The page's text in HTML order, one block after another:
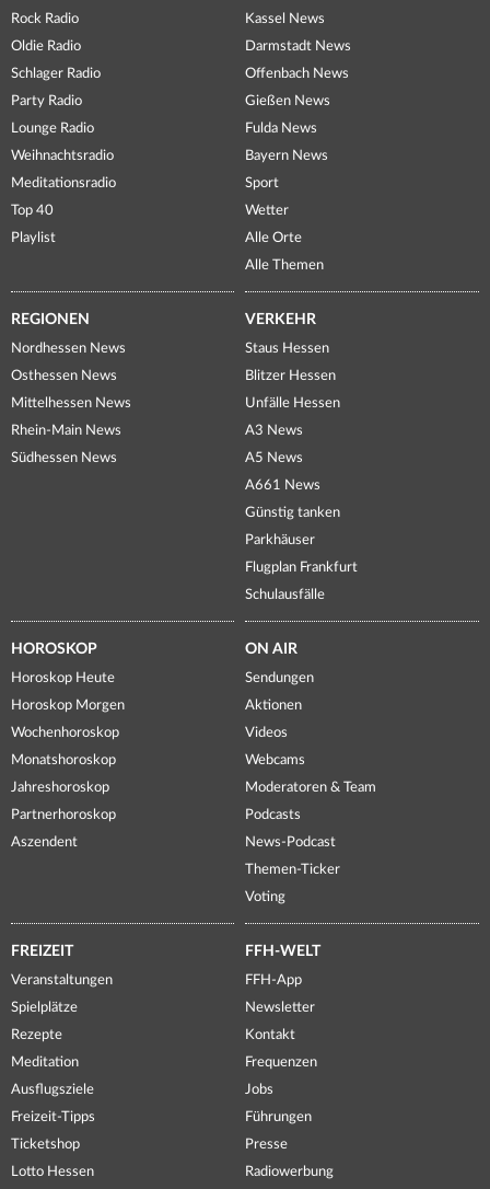
Rock Radio
Oldie Radio
Schlager Radio
Party Radio
Lounge Radio
Weihnachtsradio
Meditationsradio
Top 40
Playlist
Kassel News
Darmstadt News
Offenbach News
Gießen News
Fulda News
Bayern News
Sport
Wetter
Alle Orte
Alle Themen
REGIONEN
Nordhessen News
Osthessen News
Mittelhessen News
Rhein-Main News
Südhessen News
VERKEHR
Staus Hessen
Blitzer Hessen
Unfälle Hessen
A3 News
A5 News
A661 News
Günstig tanken
Parkhäuser
Flugplan Frankfurt
Schulausfälle
HOROSKOP
Horoskop Heute
Horoskop Morgen
Wochenhoroskop
Monatshoroskop
Jahreshoroskop
Partnerhoroskop
Aszendent
ON AIR
Sendungen
Aktionen
Videos
Webcams
Moderatoren & Team
Podcasts
News-Podcast
Themen-Ticker
Voting
FREIZEIT
Veranstaltungen
Spielplätze
Rezepte
Meditation
Ausflugsziele
Freizeit-Tipps
Ticketshop
Lotto Hessen
FFH-WELT
FFH-App
Newsletter
Kontakt
Frequenzen
Jobs
Führungen
Presse
Radiowerbung